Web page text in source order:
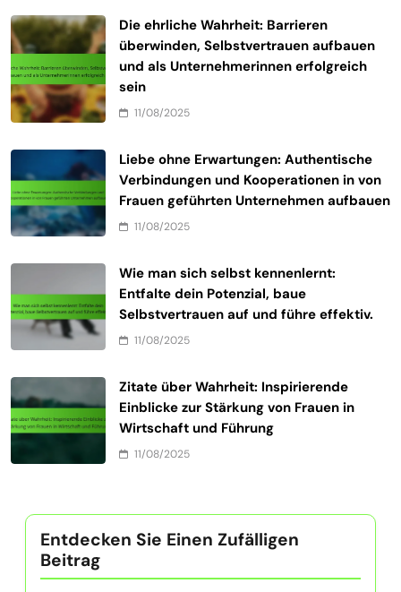
Die ehrliche Wahrheit: Barrieren
überwinden, Selbstvertrauen aufbauen
und als Unternehmerinnen erfolgreich
sein
11/08/2025
Liebe ohne Erwartungen: Authentische
Verbindungen und Kooperationen in von
Frauen geführten Unternehmen aufbauen
11/08/2025
Wie man sich selbst kennenlernt:
Entfalte dein Potenzial, baue
Selbstvertrauen auf und führe effektiv.
11/08/2025
Zitate über Wahrheit: Inspirierende
Einblicke zur Stärkung von Frauen in
Wirtschaft und Führung
11/08/2025
Entdecken Sie Einen Zufälligen
Beitrag